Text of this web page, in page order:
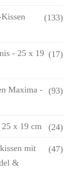
(133)
- 25 x 19 (17)
Maxima - (93)
x 19 cm (24)
mit
&
(47)